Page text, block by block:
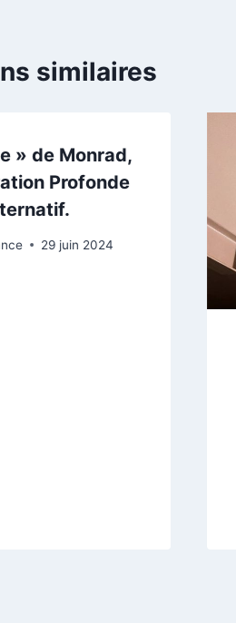
similaires
» de Monrad,
Profonde
29 juin 2024